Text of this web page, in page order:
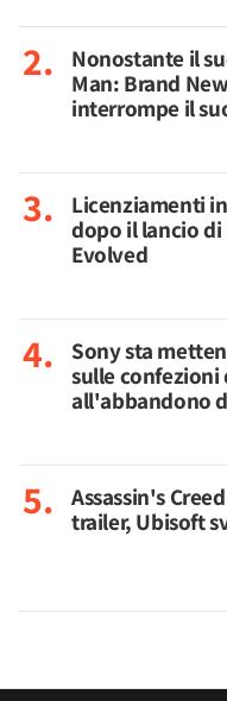
Nonostante il
Man: Brand
interrompe il
Licenziamenti
dopo il lancio di
Evolved
Sony sta
sulle confezioni
all'abbandono
Assassin's
trailer, Ubisoft